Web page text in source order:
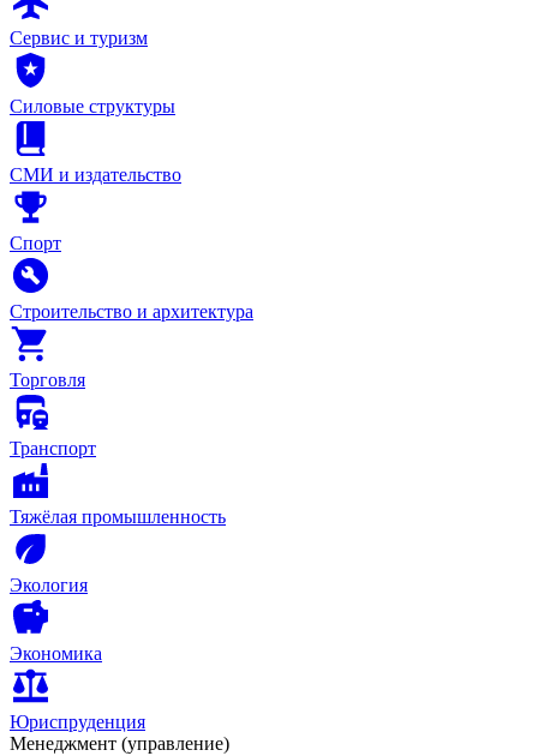
Сервис и туризм
Силовые структуры
СМИ и издательство
Спорт
Строительство и архитектура
Торговля
Транспорт
Тяжёлая промышленность
Экология
Экономика
Юриспруденция
Менеджмент (управление)